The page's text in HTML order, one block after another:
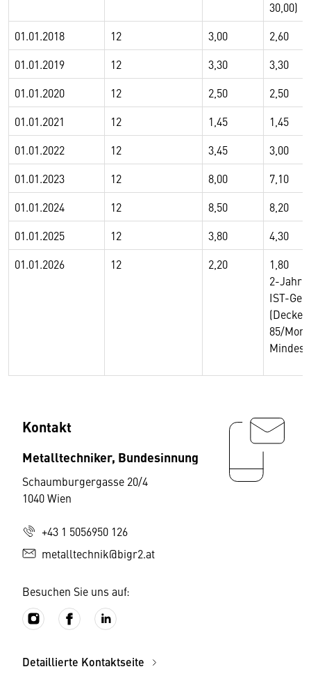
30,00)
01.01.2018
12 3,00
2,60
01.01.2019
12 3,30
3,30
01.01.2020
12 2,50
2,50
01.01.2021
12 1,45
1,45
01.01.2022
12 3,45
3,00
01.01.2023
12 8,00
7,10
01.01.2024
12 8,50
8,20
01.01.2025
12 3,80
4,30
01.01.2026
12 2,20
1,80
2-
IST-
85/
Mindest
Kontakt
Metalltechniker, Bundesinnung
Schaumburgergasse 20/4
1040 Wien
+43 1 5056950 126
metalltechnik@bigr2.at
Besuchen Sie uns auf:
Detaillierte Kontaktseite